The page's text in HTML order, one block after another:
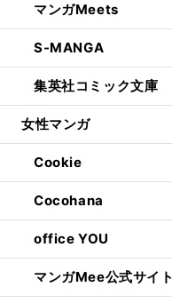
マンガMeets
S-MANGA
集英社コミック文庫
女性マンガ
Cookie
Cocohana
office YOU
マンガMee公式サイト